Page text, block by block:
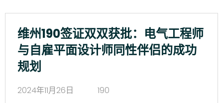
维州190签证双双获批：电气工程师
与自雇平面设计师同性伴侣的成功
规划
2024年11月26日 190